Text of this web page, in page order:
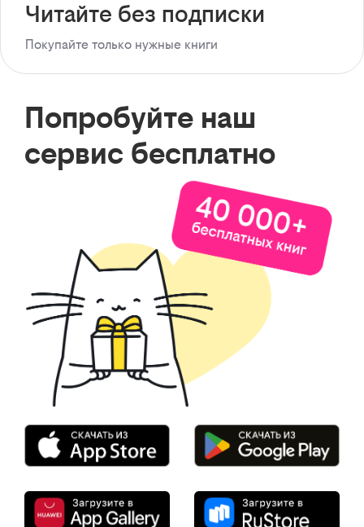
Читайте без подписки
Покупайте только нужные книги
Попробуйте наш
сервис бесплатно